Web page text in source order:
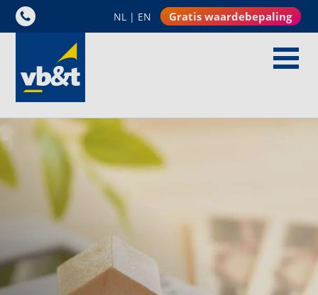
NL | EN Gratis waardebepaling